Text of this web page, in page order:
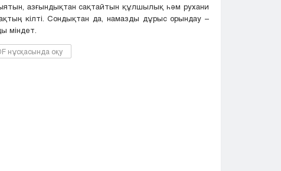
Семей
Талдыкорган
азғындықтан сақтайтын құлшылық һәм рухани
кілті. Сондықтан да, намазды дұрыс орындау –
міндет.
нұсқасында оқу